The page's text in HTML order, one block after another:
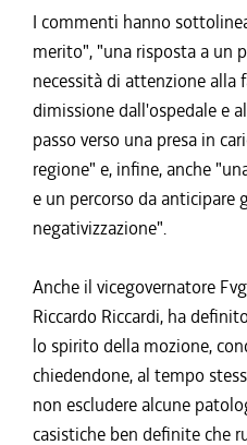
I commenti hanno
merito", "una risposta a un
necessità di attenzione alla
dimissione dall'ospedale e
passo verso una presa in
regione" e, infine, anche
e un percorso da anticipare
negativizzazione".
Anche il vicegovernatore
Riccardo Riccardi, ha
lo spirito della mozione,
chiedendone, al tempo
non escludere alcune
casistiche ben definite che